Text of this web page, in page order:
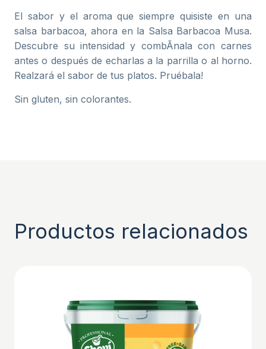
El sabor y el aroma que siempre quisiste en una
salsa barbacoa, ahora en la Salsa Barbacoa Musa.
Descubre su intensidad y combÃ­nala con carnes
antes o después de echarlas a la parrilla o al horno.
Realzará el sabor de tus platos. Pruébala!
Sin gluten, sin colorantes.
Productos relacionados